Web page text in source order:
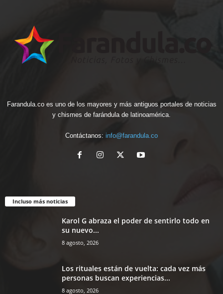
Farandula.co es uno de los mayores y más antiguos portales de noticias
y chismes de farándula de latinoamérica.
Contáctanos: info@farandula.co
Incluso más noticias
Karol G abraza el poder de sentirlo todo en
su nuevo...
8 agosto, 2026
Los rituales están de vuelta: cada vez más
personas buscan experiencias...
8 agosto, 2026